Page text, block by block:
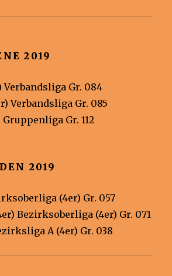
2019
Verbandsliga Gr. 084
Verbandsliga Gr. 085
Gr. 112
2019
(4er) Gr. 057
Bezirksoberliga (4er) Gr. 071
A (4er) Gr. 038